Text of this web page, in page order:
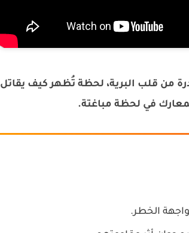
من قلب البرية، لحظة تُظهر كيف يقاتل
في لحظة مباغتة.
الخطر.